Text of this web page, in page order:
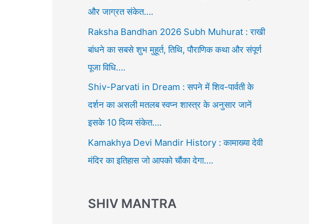
और जाग्रत संकेत….
Raksha Bandhan 2026 Subh Muhurat : राखी
बांधने का सबसे शुभ मुहूर्त, तिथि, पौराणिक कथा और संपूर्ण
पूजा विधि….
Shiv-Parvati in Dream : सपने में शिव-पार्वती के
दर्शन का असली मतलब स्वप्न शास्त्र के अनुसार जानें
इसके 10 दिव्य संकेत….
Kamakhya Devi Mandir History : कामाख्या देवी
मंदिर का इतिहास जो आपको चौंका देगा….
SHIV MANTRA